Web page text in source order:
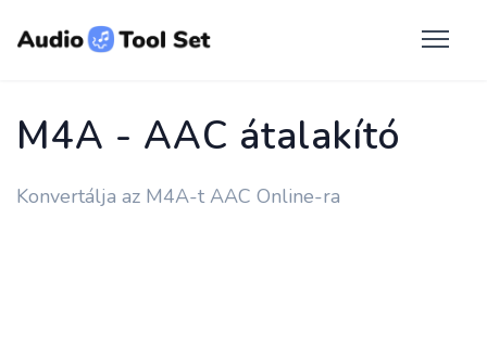
M4A - AAC átalakító
Konvertálja az M4A-t AAC Online-ra